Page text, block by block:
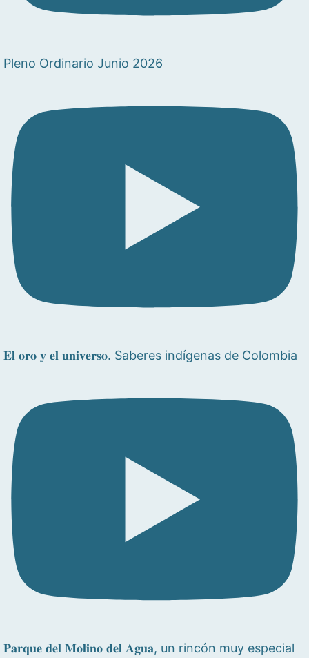
Pleno Ordinario Junio 2026
𝐄𝐥 𝐨𝐫𝐨 𝐲 𝐞𝐥 𝐮𝐧𝐢𝐯𝐞𝐫𝐬𝐨. Saberes indígenas de Colombia
𝐏𝐚𝐫𝐪𝐮𝐞 𝐝𝐞𝐥 𝐌𝐨𝐥𝐢𝐧𝐨 𝐝𝐞𝐥 𝐀𝐠𝐮𝐚, un rincón muy especial